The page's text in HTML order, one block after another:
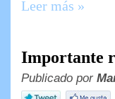
Leer más »
Importante
Publicado por